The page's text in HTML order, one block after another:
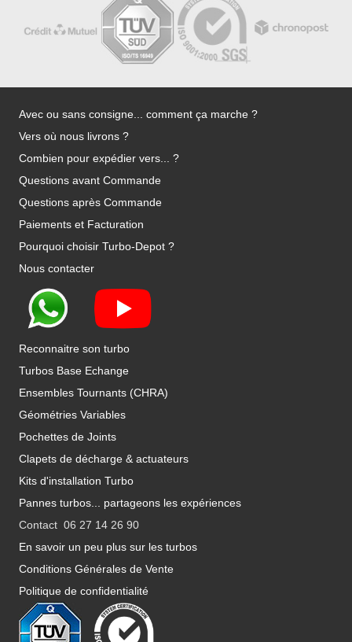
Avec ou sans consigne... comment ça marche ?
Vers où nous livrons ?
Combien pour expédier vers... ?
Questions avant Commande
Questions après Commande
Paiements et Facturation
Pourquoi choisir Turbo-Depot ?
Nous contacter
Reconnaitre son turbo
Turbos Base Echange
Ensembles Tournants (CHRA)
Géométries Variables
Pochettes de Joints
Clapets de décharge & actuateurs
Kits d'installation Turbo
Pannes turbos... partageons les expériences
Contact 06 27 14 26 90
En savoir un peu plus sur les turbos
Conditions Générales de Vente
Politique de confidentialité